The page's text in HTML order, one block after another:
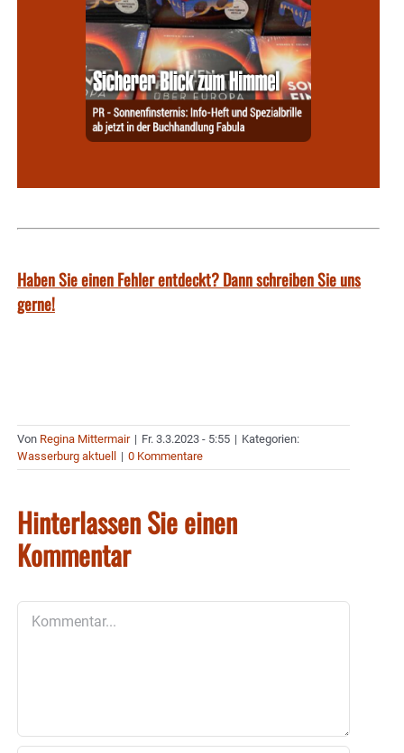
Haben Sie einen Fehler entdeckt? Dann schreiben Sie uns
gerne!
Von Regina Mittermair | Fr. 3.3.2023 - 5:55 | Kategorien:
Wasserburg aktuell
| 0 Kommentare
Hinterlassen Sie einen
Kommentar